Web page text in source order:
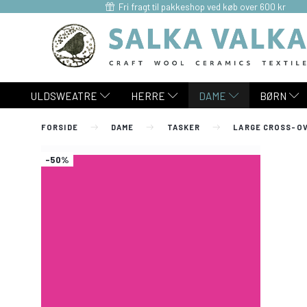
Fri fragt til pakkeshop ved køb over 600 kr
ULDSWEATRE HERRE DAME BØRN
FORSIDE DAME TASKER LARGE CROSS-
-50%